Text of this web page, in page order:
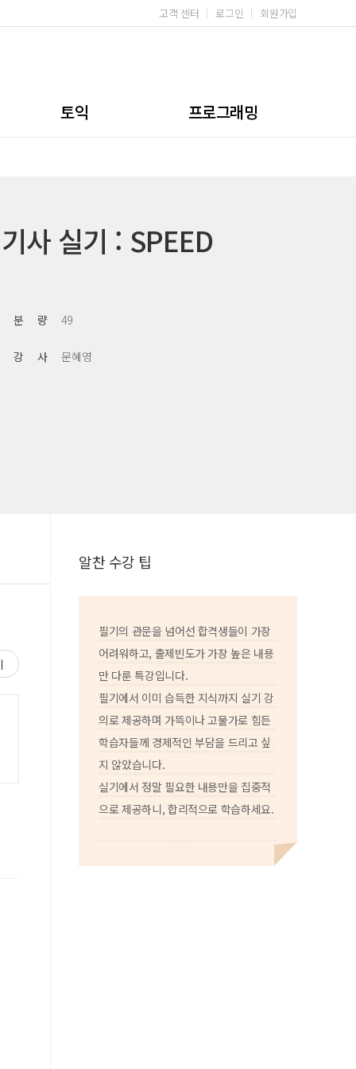
고객 센터 로그인 회원가입
토익
실전서
토스/토라/오픽
프로그래밍
사 실기 : SPEED
분 량 49
강 사 문혜영
알찬 수강 팁
필기의 관문을 넘어선 합격생들이 가장
어려워하고, 출제빈도가 가장 높은 내용
만 다룬 특강입니다.
필기에서 이미 습득한 지식까지 실기 강
의로 제공하며 가뜩이나 고물가로 힘든
학습자들께 경제적인 부담을 드리고 싶
지 않았습니다.
실기에서 정말 필요한 내용만을 집중적
으로 제공하니, 합리적으로 학습하세요.